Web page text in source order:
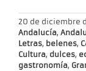
20 de diciembre
Andalucía,
Letras, belenes,
Cultura, dulces,
gastronomía,